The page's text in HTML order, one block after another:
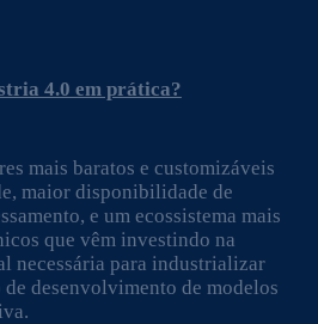
4.0 em prática?
mais baratos e customizáveis
maior disponibilidade de
e um ecossistema mais
que vêm investindo na
necessária para industrializar
desenvolvimento de modelos